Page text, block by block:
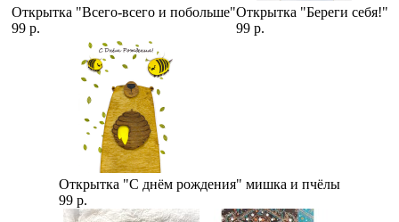
Открытка "Всего-всего и побольше"
99 р.
Открытка "Береги себя!"
99 р.
Открытка "С днём рождения" мишка и пчёлы
99 р.